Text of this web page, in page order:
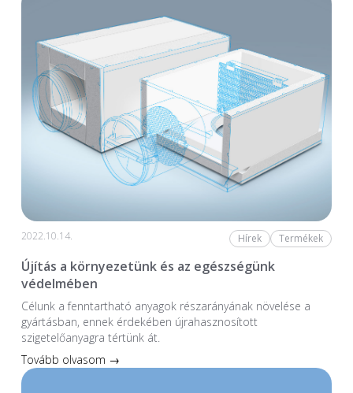
2022.10.14. Hírek Termékek
Újítás a környezetünk és az egészségünk
védelmében
Célunk a fenntartható anyagok részarányának növelése a
gyártásban, ennek érdekében újrahasznosított
szigetelőanyagra tértünk át.
Tovább olvasom →